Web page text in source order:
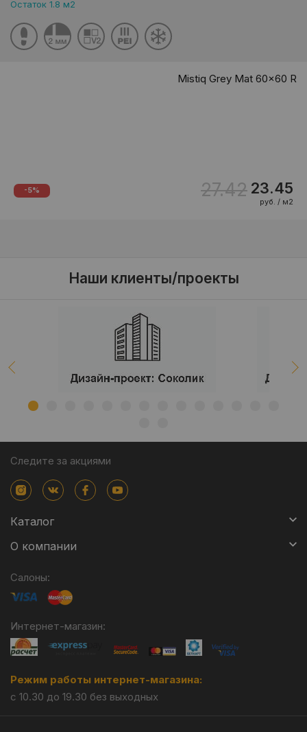
Остаток 1.8 м2
Mistiq Grey Mat 60x60 R
-5% 27.42 23.45
руб. / м2
Наши клиенты/проекты
Следите за акциями
Каталог
О компании
Салоны:
Интернет-магазин:
Режим работы интернет-магазина:
с 10.30 до 19.30 без выходных